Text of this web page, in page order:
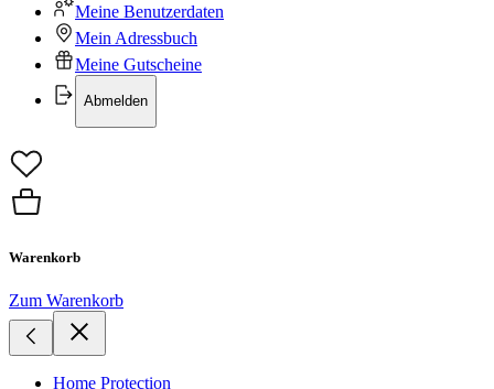
Meine Benutzerdaten
Mein Adressbuch
Meine Gutscheine
Abmelden
Warenkorb
Zum Warenkorb
Home Protection